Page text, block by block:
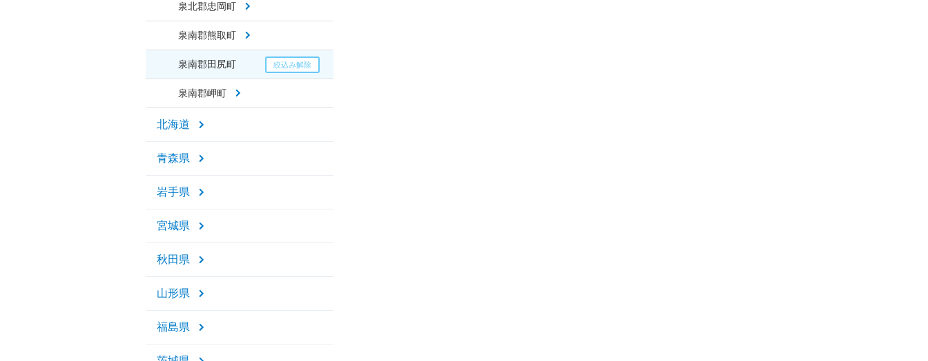
泉北郡忠岡町
泉南郡熊取町
泉南郡田尻町
泉南郡岬町
北海道
青森県
岩手県
宮城県
秋田県
山形県
福島県